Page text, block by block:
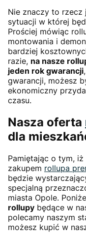
Nie znaczy to rzecz
sytuacji w której
Prościej mówiąc
montowania i
bardziej
razie, na nasze
jeden rok gwarancji
gwarancji, możesz
ekonomiczny
czasu.
Nasza oferta
dla
Pamiętając o tym,
zakupem rollupa
będzie
specjalną
miasta Opole.
rollupy będące w
polecamy naszym
możesz kupić w